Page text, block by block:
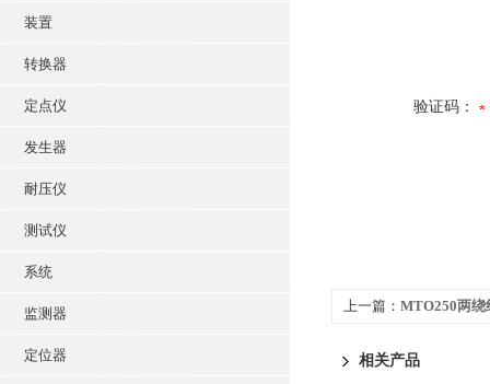
装置
转换器
定点仪
发生器
耐压仪
测试仪
系统
监测器
定位器
验证码：
上一篇： MTO250两绕
相关产品